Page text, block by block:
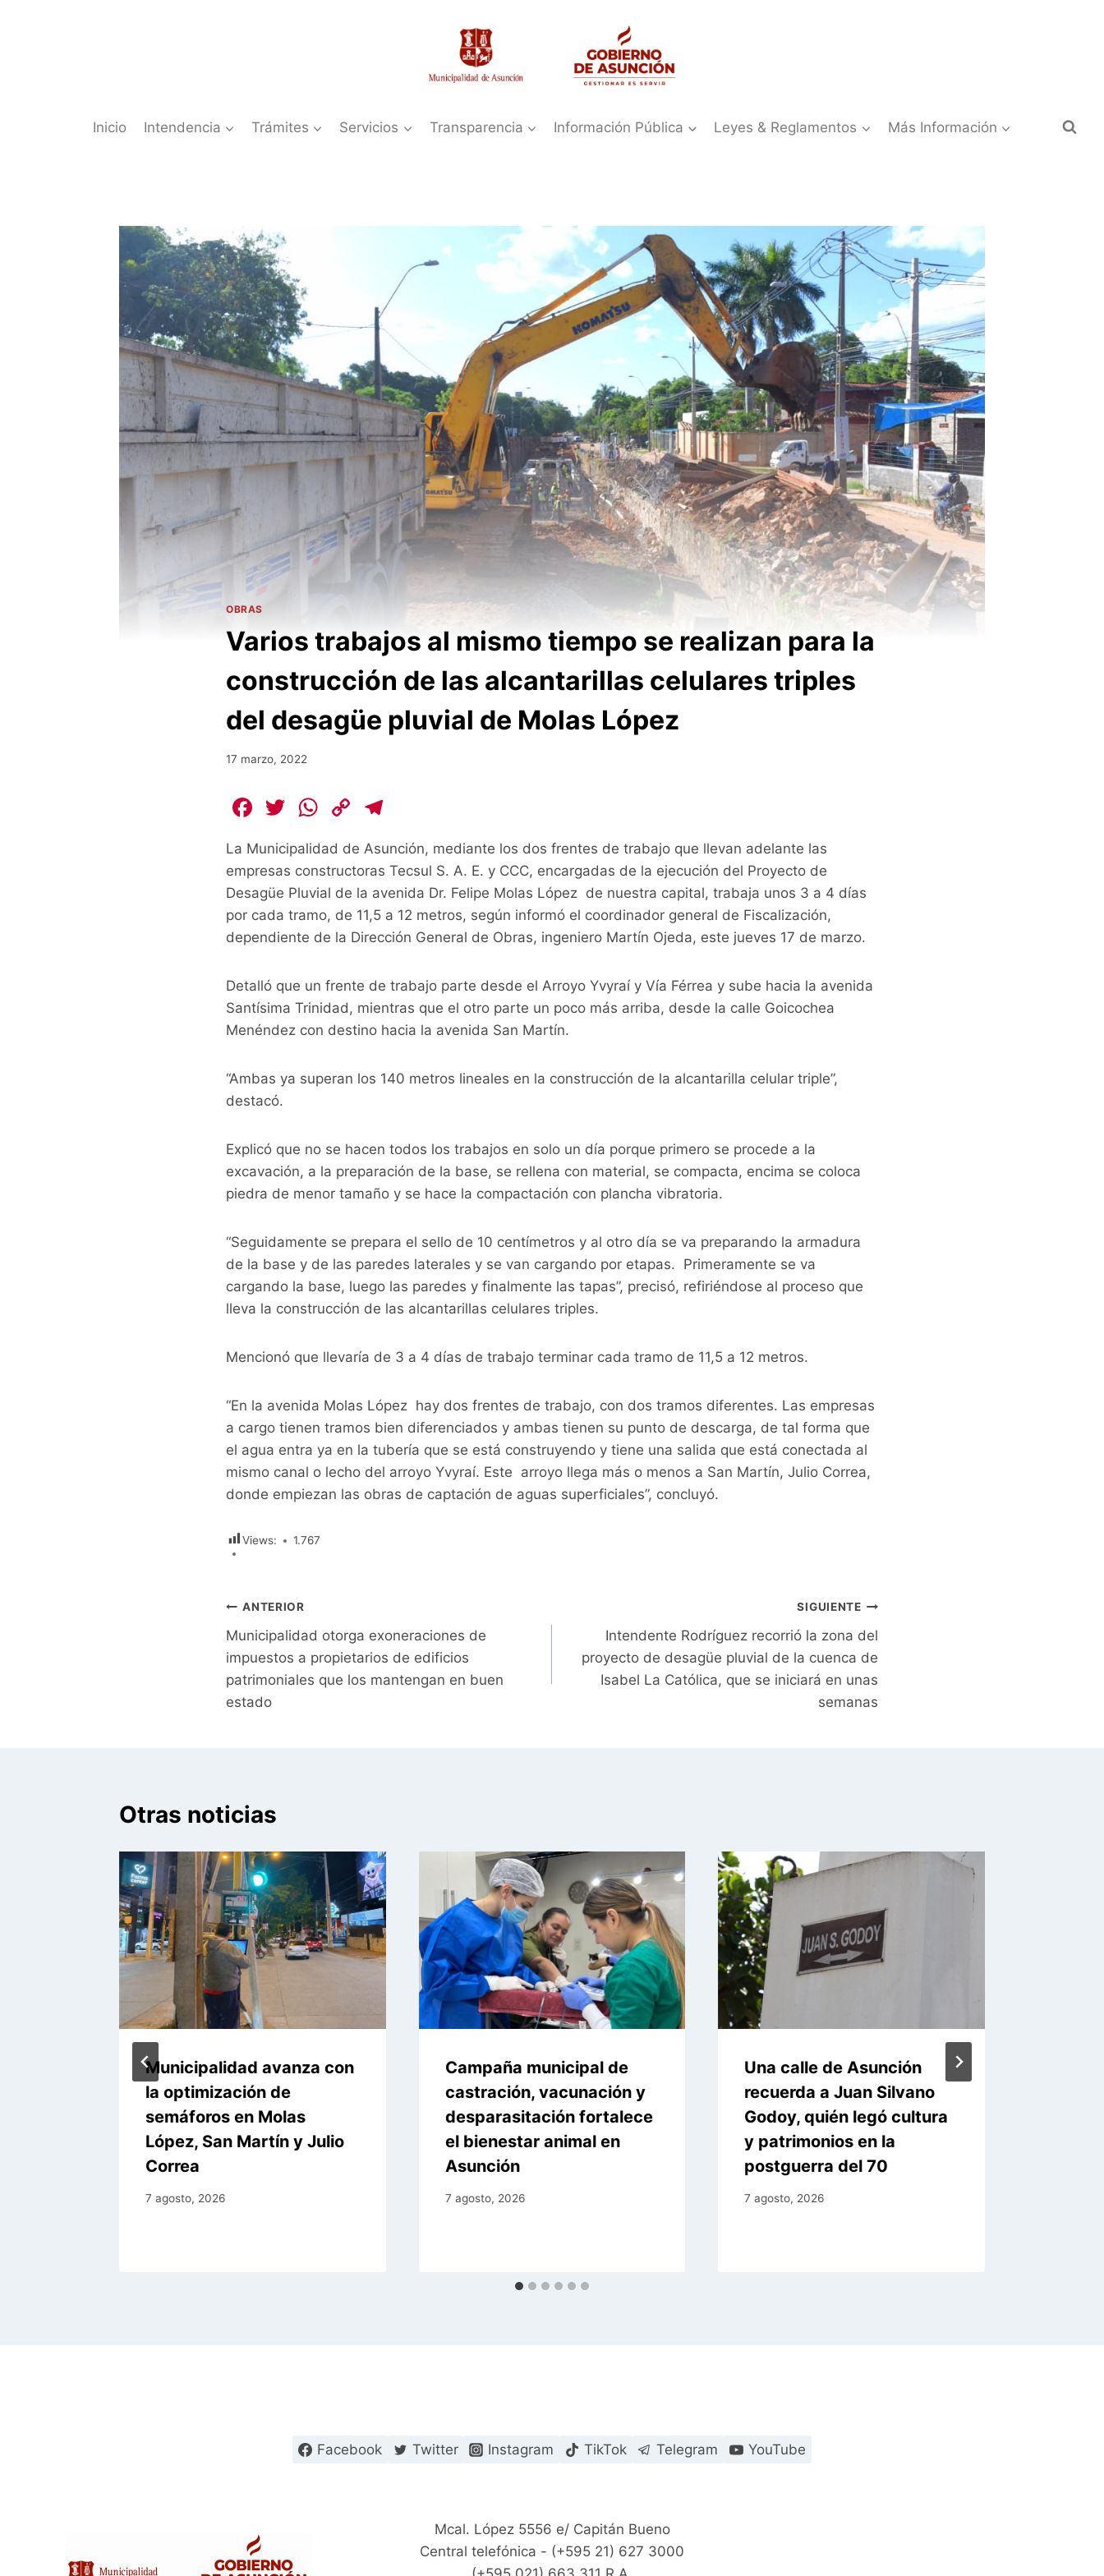
Inicio Intendencia Trámites Servicios Transparencia Información Pública Leyes & Reglamentos Más Información
OBRAS
Varios trabajos al mismo tiempo se realizan para la
construcción de las alcantarillas celulares triples
del desagüe pluvial de Molas López
17 marzo, 2022
F
c
e
b
o
k
T
itt
er
W
at
s
A
p
C
p
y
Li
n
e
gr
a
m
La Municipalidad de Asunción, mediante los dos frentes de trabajo que llevan adelante las
empresas constructoras Tecsul S. A. E. y CCC, encargadas de la ejecución del Proyecto de
Desagüe Pluvial de la avenida Dr. Felipe Molas López de nuestra capital, trabaja unos 3 a 4 días
por cada tramo, de 11,5 a 12 metros, según informó el coordinador general de Fiscalización,
dependiente de la Dirección General de Obras, ingeniero Martín Ojeda, este jueves 17 de marzo.
Detalló que un frente de trabajo parte desde el Arroyo Yvyraí y Vía Férrea y sube hacia la avenida
Santísima Trinidad, mientras que el otro parte un poco más arriba, desde la calle Goicochea
Menéndez con destino hacia la avenida San Martín.
“Ambas ya superan los 140 metros lineales en la construcción de la alcantarilla celular triple”,
destacó.
Explicó que no se hacen todos los trabajos en solo un día porque primero se procede a la
excavación, a la preparación de la base, se rellena con material, se compacta, encima se coloca
piedra de menor tamaño y se hace la compactación con plancha vibratoria.
“Seguidamente se prepara el sello de 10 centímetros y al otro día se va preparando la armadura
de la base y de las paredes laterales y se van cargando por etapas. Primeramente se va
cargando la base, luego las paredes y finalmente las tapas”, precisó, refiriéndose al proceso que
lleva la construcción de las alcantarillas celulares triples.
Mencionó que llevaría de 3 a 4 días de trabajo terminar cada tramo de 11,5 a 12 metros.
“En la avenida Molas López hay dos frentes de trabajo, con dos tramos diferentes. Las empresas
a cargo tienen tramos bien diferenciados y ambas tienen su punto de descarga, de tal forma que
el agua entra ya en la tubería que se está construyendo y tiene una salida que está conectada al
mismo canal o lecho del arroyo Yvyraí. Este arroyo llega más o menos a San Martín, Julio Correa,
donde empiezan las obras de captación de aguas superficiales”, concluyó.
Views: 1.767
Navegación
de
entradas
ANTERIOR
Municipalidad otorga exoneraciones de
impuestos a propietarios de edificios
patrimoniales que los mantengan en buen
estado
SIGUIENTE
Intendente Rodríguez recorrió la zona del
proyecto de desagüe pluvial de la cuenca de
Isabel La Católica, que se iniciará en unas
semanas
Otras noticias
Municipalidad avanza con
la optimización de
semáforos en Molas
López, San Martín y Julio
Correa
7 agosto, 2026
Campaña municipal de
castración, vacunación y
desparasitación fortalece
el bienestar animal en
Asunción
7 agosto, 2026
Una calle de Asunción
recuerda a Juan Silvano
Godoy, quién legó cultura
y patrimonios en la
postguerra del 70
7 agosto, 2026
Facebook Twitter Instagram TikTok Telegram YouTube
Mcal. López 5556 e/ Capitán Bueno
Central telefónica - (+595 21) 627 3000